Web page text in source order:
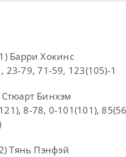
Барри Хокинс
23-79, 71-59, 123(105)-1
Стюарт Бинхэм
8-78, 0-101(101),
Тянь Пэнфэй